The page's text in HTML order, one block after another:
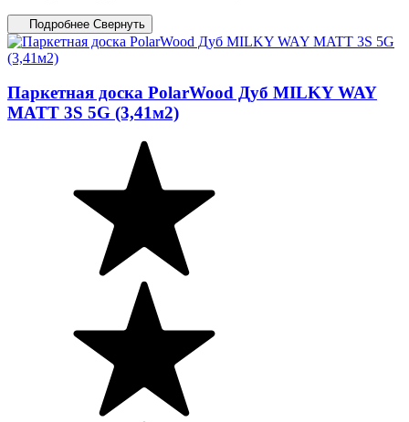
Подробнее Свернуть
Паркетная доска PolarWood Дуб MILKY WAY
MATT 3S 5G (3,41м2)